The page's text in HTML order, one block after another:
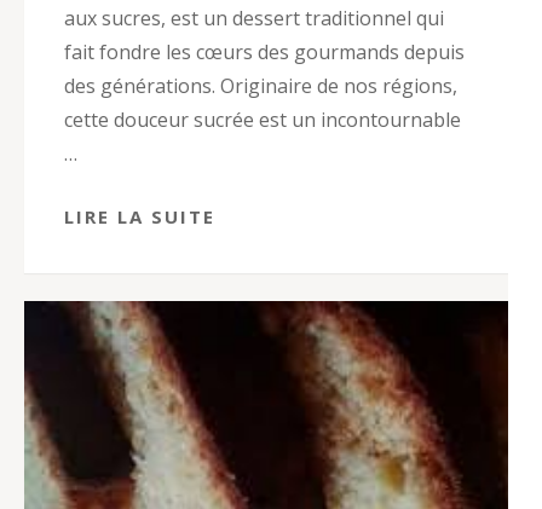
aux sucres, est un dessert traditionnel qui
fait fondre les cœurs des gourmands depuis
des générations. Originaire de nos régions,
cette douceur sucrée est un incontournable
…
LIRE LA SUITE